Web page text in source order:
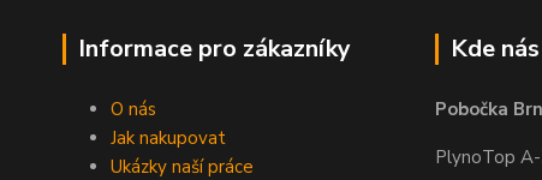
Informace pro zákazníky
O nás
Jak nakupovat
Ukázky naší práce
Kde
Pobočka
PlynoTop A-